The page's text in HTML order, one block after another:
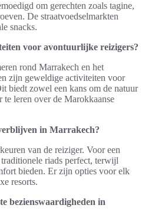
om gerechten zoals tagine,
De straatvoedselmarkten
snacks.
voor avontuurlijke reizigers?
rond Marrakech en het
zijn geweldige activiteiten voor
biedt zowel een kans om de natuur
te leren over de Marokkaanse
in Marrakech?
van de reiziger. Voor een
riads perfect, terwijl
bieden. Er zijn opties voor elk
resorts.
bezienswaardigheden in